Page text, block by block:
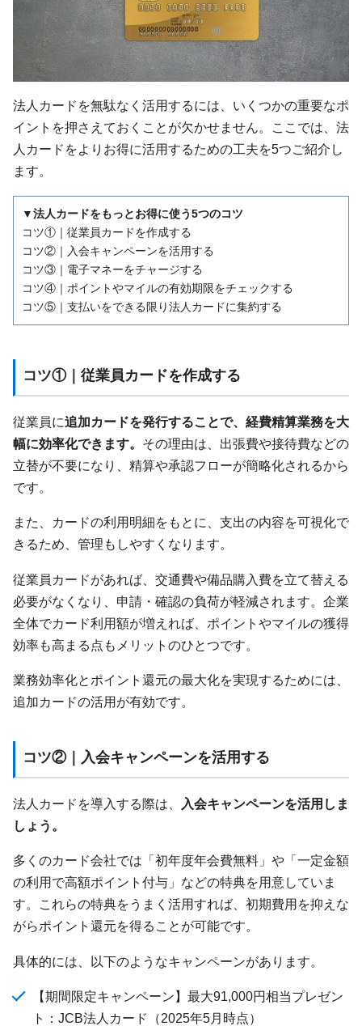
法人カードを無駄なく活用するには、いくつかの重要なポ
イントを押さえておくことが欠かせません。ここでは、法
人カードをよりお得に活用するための工夫を5つご紹介し
ます。
▼法人カードをもっとお得に使う5つのコツ
コツ①｜従業員カードを作成する
コツ②｜入会キャンペーンを活用する
コツ③｜電子マネーをチャージする
コツ④｜ポイントやマイルの有効期限をチェックする
コツ⑤｜支払いをできる限り法人カードに集約する
コツ①｜従業員カードを作成する
従業員に追加カードを発行することで、経費精算業務を大
幅に効率化できます。 その理由は、出張費や接待費などの
立替が不要になり、精算や承認フローが簡略化されるから
です。
また、カードの利用明細をもとに、支出の内容を可視化で
きるため、管理もしやすくなります。
従業員カードがあれば、交通費や備品購入費を立て替える
必要がなくなり、申請・確認の負荷が軽減されます。企業
全体でカード利用額が増えれば、ポイントやマイルの獲得
効率も高まる点もメリットのひとつです。
業務効率化とポイント還元の最大化を実現するためには、
追加カードの活用が有効です。
コツ②｜入会キャンペーンを活用する
法人カードを導入する際は、
入会キャンペーンを活用しま
しょう。
多くのカード会社では「初年度年会費無料」や「一定金額
の利用で高額ポイント付与」などの特典を用意していま
す。これらの特典をうまく活用すれば、初期費用を抑えな
がらポイント還元を得ることが可能です。
具体的には、以下のようなキャンペーンがあります。
【期間限定キャンペーン】最大91,000円相当プレゼン
ト：JCB法人カード（2025年5月時点）